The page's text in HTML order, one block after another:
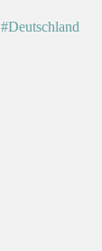
#Deutschland